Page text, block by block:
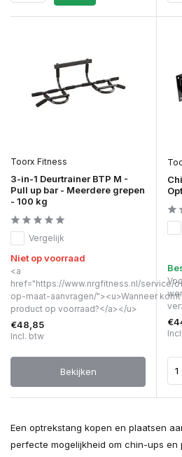
Toorx Fitness
3-in-1 Deurtrainer BTP M -
Pull up bar - Meerdere grepen
- 100 kg
Vergelijk
Niet op voorraad
<a
href="https://www.nrgfitness.nl/service/
op-maat-aanvragen/"><u>Wanneer
product op voorraad?</a></u>
€48,85
Incl. btw
Bekijken
Een optrekstang kopen en plaatsen
perfecte mogelijkheid om chin-ups en